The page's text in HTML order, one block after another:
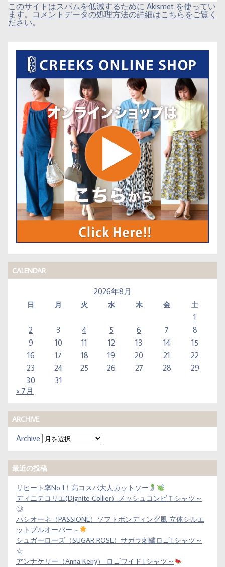
このサイトはスパムを低減するために Akismet を使ってい
ます。 コメントデータの処理方法の詳細はこちらをご覧く
ださい。
CALENDAR
2026年8月
日 月 火 水 木 金 土
1
2
3 4 5 6 7
8
9
10 11 12 13 14
15
16
17 18 19 20 21
22
23
24 25 26 27 28
29
30
31
« 7月
ARCHIVE
Archive
最近の投稿
リピート率No.1！高コスパ大人カットソー
ディニテコリエ(Dignite Collier）メッシュコンビＴシャツ～
◎
パシオーネ（PASSIONE）ソフトボンディング風 立体シルエ
ットプルオーバー～
シュガーローズ（SUGAR ROSE）サガラ刺繍ロゴTシャツ～
☆
アンナケリー（Anna Kerry） ロゴワイドTシャツ～